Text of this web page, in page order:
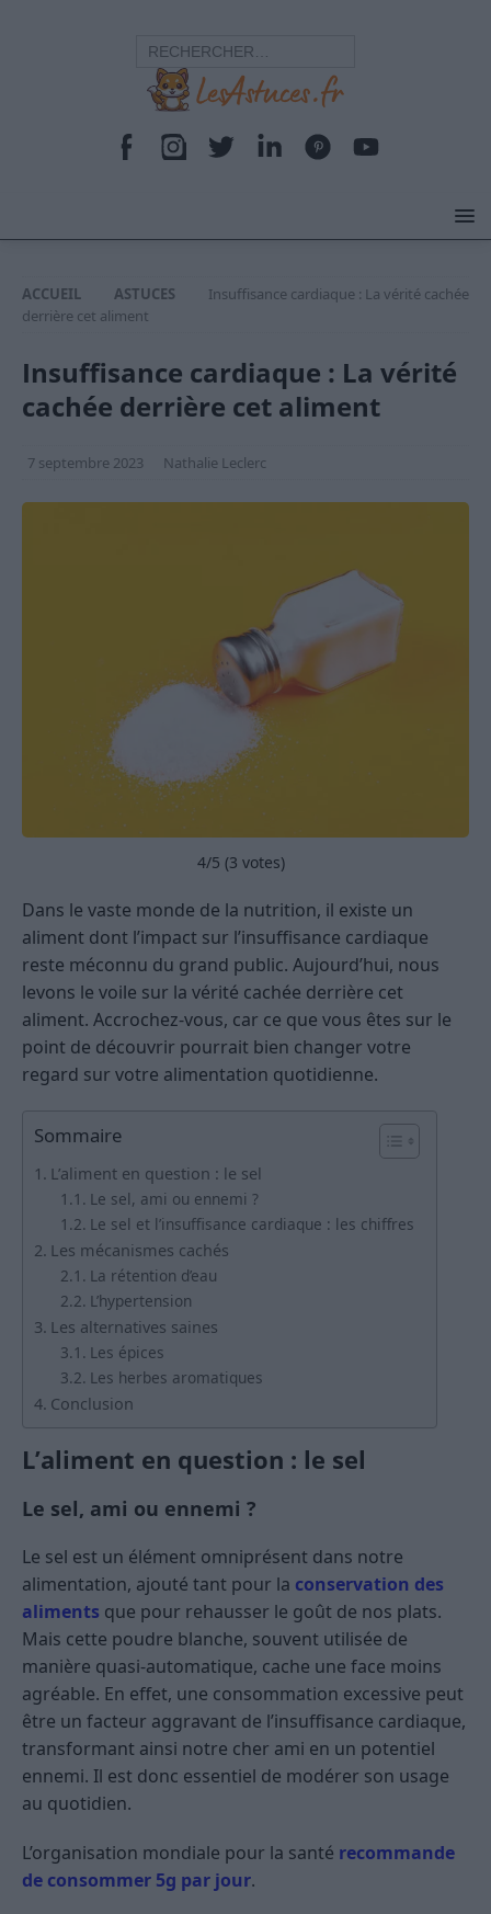
ACCUEIL ASTUCES
Insuffisance cardiaque : La vérité cachée
derrière cet aliment
Insuffisance cardiaque : La vérité
cachée derrière cet aliment
7 septembre 2023 Nathalie Leclerc
4/5 (3 votes)
Dans le vaste monde de la nutrition, il existe un
aliment dont l’impact sur l’insuffisance cardiaque
reste méconnu du grand public. Aujourd’hui, nous
levons le voile sur la vérité cachée derrière cet
aliment. Accrochez-vous, car ce que vous êtes sur le
point de découvrir pourrait bien changer votre
regard sur votre alimentation quotidienne.
Sommaire
L’aliment en question : le sel
Le sel, ami ou ennemi ?
Le sel et l’insuffisance cardiaque : les chiffres
Les mécanismes cachés
La rétention d’eau
L’hypertension
Les alternatives saines
Les épices
Les herbes aromatiques
Conclusion
L’aliment en question : le sel
Le sel, ami ou ennemi ?
Le sel est un élément omniprésent dans notre
alimentation, ajouté tant pour la conservation des
aliments que pour rehausser le goût de nos plats.
Mais cette poudre blanche, souvent utilisée de
manière quasi-automatique, cache une face moins
agréable. En effet, une consommation excessive peut
être un facteur aggravant de l’insuffisance cardiaque,
transformant ainsi notre cher ami en un potentiel
ennemi. Il est donc essentiel de modérer son usage
au quotidien.
L’organisation mondiale pour la santé recommande
de consommer 5g par jour.